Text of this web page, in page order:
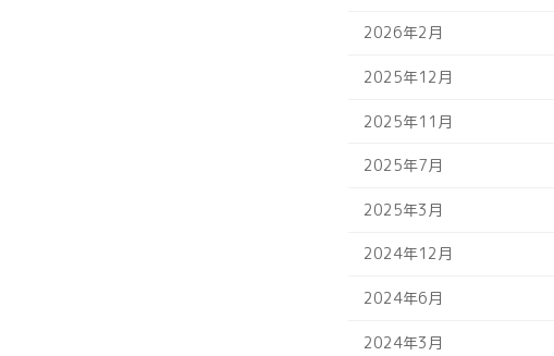
2026年2月
2025年12月
2025年11月
2025年7月
2025年3月
2024年12月
2024年6月
2024年3月